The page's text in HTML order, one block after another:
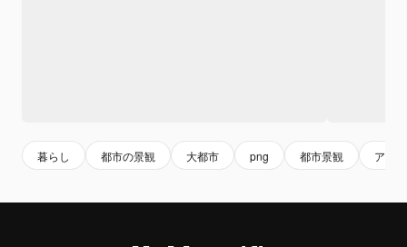
暮らし 都市の景観 大都市 png 都市景観 アー